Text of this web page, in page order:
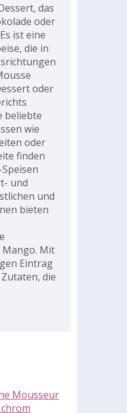
das
oder
ist eine
die in
oder
beliebte
wie
oder
finden
und
und
bieten
Mango. Mit
Eintrag
die